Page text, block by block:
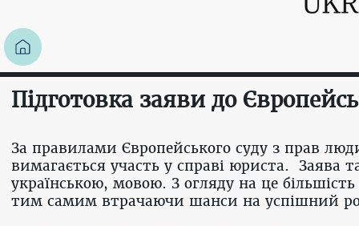
Підготовка заяви до
За правилами Європейського суду з прав
вимагається участь у справі юриста. Заява
українською, мовою. З огляду на це
тим самим втрачаючи шанси на успішний